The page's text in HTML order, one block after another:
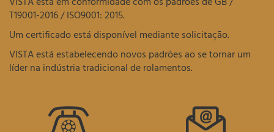
T19001-2016 / ISO9001: 2015.
Um certificado está disponível mediante solicitação.
VISTA está estabelecendo novos padrões ao se tornar um
líder na indústria tradicional de rolamentos.